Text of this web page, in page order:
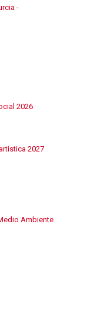
2026
2027
Ambiente